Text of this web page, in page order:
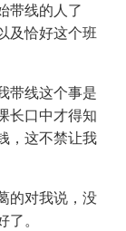
带线的人了
及恰好这个班
带线这个事是
长口中才得知
，这不禁让我
的对我说，没
。